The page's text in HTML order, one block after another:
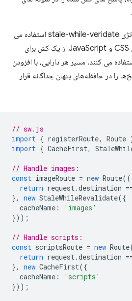
در مثال زیر، تصاویر از استراتژی stale-while-veridate استفاده می
کنند، در حالی که دارایی های CSS و JavaScript از یک کش برای
می کنند. مسیر هر دارایی، با افزودن
را در حافظه‌های پنهان جداگانه قرار
// sw.js
import { registerRoute, Route
import { CacheFirst,
// Handle images:
const imageRoute = new Route
return request.destination
},
new StaleWhileRevalidate({
cacheName :
'images'
}));
// Handle scripts:
const scriptsRoute = new Route
return request.destination
},
new CacheFirst({
cacheName :
'scripts'
}));